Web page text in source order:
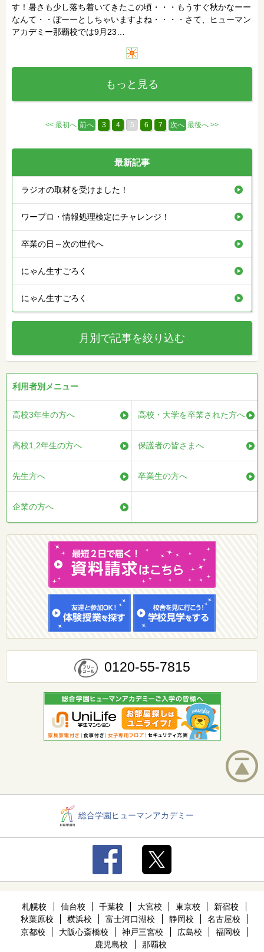
す！暑さも少し落ち着いてきたこの頃・・・もうすぐ秋かなーー
なんて・・ぼーーとしちゃいますよね・・・・さて、ヒューマン
アカデミー那覇校では9月23…
もっと見る
<< 最初へ 前へ 3 4 5 6 7 次へ 最後へ >>
最新記事
ラジオの取材を受けました！
ワープロ・情報処理検定にチャレンジ！
卒業の日～次の世代へ
にゃん生すごろく
にゃん生すごろく
月別で記事を絞り込む
利用者別メニュー
高校3年生の方へ 高校・大学を卒業された方へ
高校1,2年生の方へ 保護者の皆さまへ
先生方へ 卒業生の方へ
企業の方へ
0120-55-7815
総合学園ヒューマンアカデミー
札幌校 仙台校 千葉校 大宮校 東京校
新宿校
秋葉原校
横浜校 富士河口湖校 静岡校
名古屋校
京都校
大阪心斎橋校 神戸三宮校 広島校
福岡校
鹿児島校
那覇校